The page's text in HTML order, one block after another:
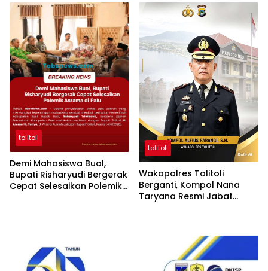
Permohonan Maaf
tolitoli
Demi Mahasiswa Buol,
Bupati Risharyudi Bergerak
Cepat Selesaikan Polemik
tolitoli
Wakapolres Tolitoli
Berganti, Kompol Nana
Taryana Resmi Jabat